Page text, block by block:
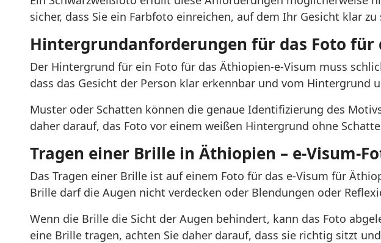
sicher, dass Sie ein Farbfoto einreichen, auf dem Ihr Gesicht klar
Hintergrundanforderungen für das Foto
Der Hintergrund für ein Foto für das Äthiopien-e-Visum muss
dass das Gesicht der Person klar erkennbar und vom Hintergrund
Muster oder Schatten können die genaue Identifizierung des
daher darauf, das Foto vor einem weißen Hintergrund ohne
Tragen einer Brille in Äthiopien – e-Visum-
Das Tragen einer Brille ist auf einem Foto für das e-Visum für
Brille darf die Augen nicht verdecken oder Blendungen oder
Wenn die Brille die Sicht der Augen behindert, kann das Foto
eine Brille tragen, achten Sie daher darauf, dass sie richtig sitzt